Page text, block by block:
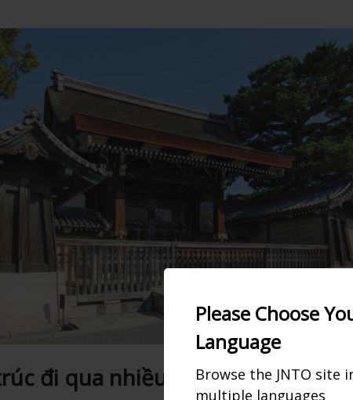
Please Choose
Language
Browse the JNTO site
multiple languages
đi qua nhiều thời đại